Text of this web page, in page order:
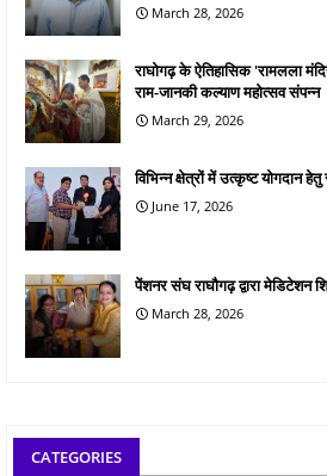
March 28, 2026
राघोगढ़ के ऐतिहासिक 'रामलला
राम-जानकी कल्याण महोत्सव संपन्न
March 29, 2026
विभिन्न क्षेत्रों में उत्कृष्ट योगदान
June 17, 2026
पेंशनर संघ राघौगढ़ द्वारा मेडिटेशन
March 28, 2026
CATEGORIES